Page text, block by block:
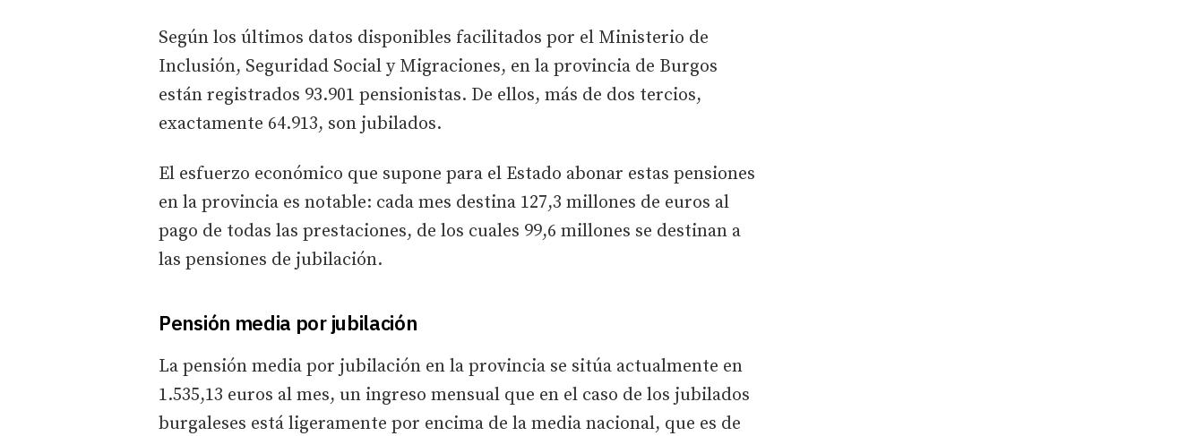
Según los últimos datos disponibles facilitados por el Ministerio de
Inclusión, Seguridad Social y Migraciones, en la provincia de Burgos
están registrados 93.901 pensionistas. De ellos, más de dos tercios,
exactamente 64.913, son jubilados.
El esfuerzo económico que supone para el Estado abonar estas pensiones
en la provincia es notable: cada mes destina 127,3 millones de euros al
pago de todas las prestaciones, de los cuales 99,6 millones se destinan a
las pensiones de jubilación.
Pensión media por jubilación
La pensión media por jubilación en la provincia se sitúa actualmente en
1.535,13 euros al mes, un ingreso mensual que en el caso de los jubilados
burgaleses está ligeramente por encima de la media nacional, que es de